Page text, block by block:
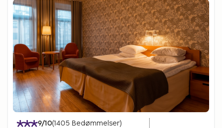
9/10(1405 Bedømmelser)